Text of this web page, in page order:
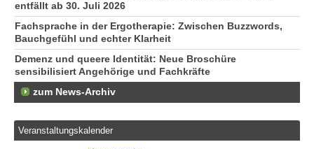
entfällt ab 30. Juli 2026
Fachsprache in der Ergotherapie: Zwischen Buzzwords,
Bauchgefühl und echter Klarheit
Demenz und queere Identität: Neue Broschüre
sensibilisiert Angehörige und Fachkräfte
zum News-Archiv
Veranstaltungskalender